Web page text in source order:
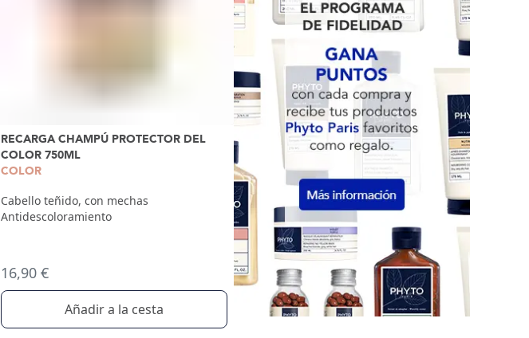
RECARGA CHAMPÚ PROTECTOR DEL
COLOR 750ML
COLOR
Cabello teñido, con mechas
Antidescoloramiento
16,90 €
Añadir a la cesta